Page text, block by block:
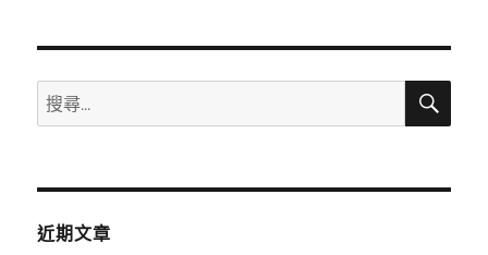
搜
尋
鍵
搜
近期文章